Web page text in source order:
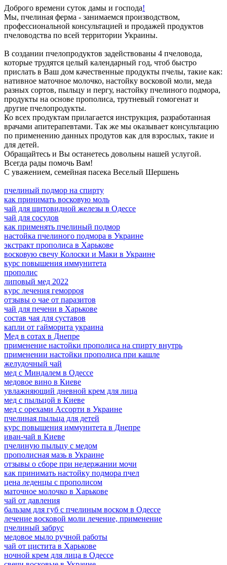
Доброго времени суток дамы и господа!
Мы, пчелиная ферма - занимаемся производством,
профессиональной консультацией и продажей продуктов
пчеловодства по всей территории Украины.
В создании пчелопродуктов задействованы 4 пчеловода,
которые трудятся целый календарный год, чтоб быстро
прислать в Ваш дом качественные продукты пчелы, такие как:
нативное маточное молочко, настойку восковой моли, меда
разных сортов, пыльцу и пергу, настойку пчелиного подмора,
продукты на основе прополиса, трутневый гомогенат и
другие пчелопродукты.
Ко всех продуктам прилагается инструкция, разработанная
врачами апитерапевтами. Так же мы оказывает консультацию
по применению данных продутов как для взрослых, такие и
для детей.
Обращайтесь и Вы останетесь довольны нашей услугой.
Всегда рады помочь Вам!
С уважением, семейная пасека Веселый Шершень
пчелиный подмор на спирту
как принимать восковую моль
чай для щитовидной железы в Одессе
чай для сосудов
как применять пчелиный подмор
настойка пчелиного подмора в Украине
экстракт прополиса в Харькове
восковую свечу Колоски и Маки в Украине
курс повышения иммунитета
прополис
липовый мед 2022
курс лечения геморроя
отзывы о чае от паразитов
чай для печени в Харькове
состав чая для суставов
капли от гайморита украина
Мед в сотах в Днепре
применение настойки прополиса на спирту внутрь
применении настойки прополиса при кашле
желудочный чай
мед с Миндалем в Одессе
медовое вино в Киеве
увлажняющий дневной крем для лица
мед с пыльцой в Киеве
мед с орехами Ассорти в Украине
пчелиная пыльца для детей
курс повышения иммунитета в Днепре
иван-чай в Киеве
пчелиную пыльцу с медом
прополисная мазь в Украине
отзывы о сборе при недержании мочи
как принимать настойку подмора пчел
цена леденцы с прополисом
маточное молочко в Харькове
чай от давления
бальзам для губ с пчелиным воском в Одессе
лечение восковой моли лечение, применение
пчелиный забрус
медовое мыло ручной работы
чай от цистита в Харькове
ночной крем для лица в Одессе